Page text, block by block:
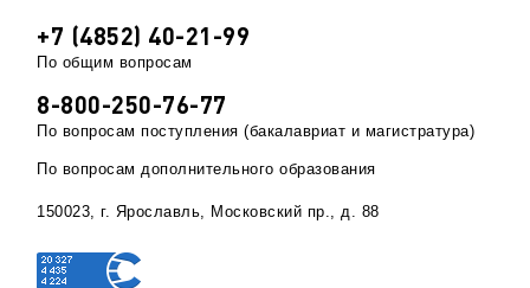
+7 (4852) 40-21-99
По общим вопросам
8-800-250-76-77
По вопросам поступления (бакалавриат и магистратура)
По вопросам дополнительного образования
150023, г. Ярославль, Московский пр., д. 88